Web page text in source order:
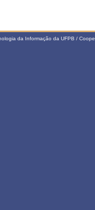
da Informação da UFPB /